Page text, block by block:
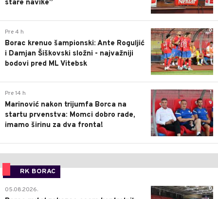
stare navike”
0
Pre 4 h
Borac krenuo šampionski: Ante Roguljić
i Damjan Šiškovski složni - najvažniji
bodovi pred ML Vitebsk
1
Pre 14 h
Marinović nakon trijumfa Borca na
startu prvenstva: Momci dobro rade,
imamo širinu za dva fronta!
RK BORAC
0
05.08.2026.